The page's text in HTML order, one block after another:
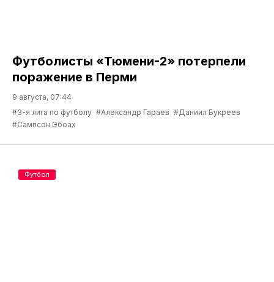
Футболисты «Тюмени-2» потерпели
поражение в Перми
9 августа, 07:44
#3-я лига по футболу #Александр Гараев #Даниил Букреев
#Сампсон Эбоах
Футбол